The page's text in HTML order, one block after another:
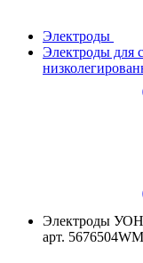
Электроды
Электроды для
Электроды
арт.